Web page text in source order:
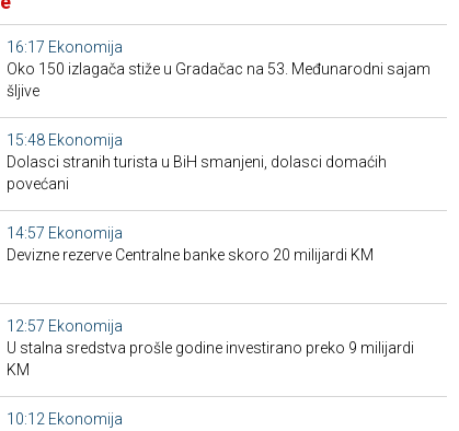
16:17 Ekonomija
Oko 150 izlagača stiže u Gradačac na 53. Međunarodni sajam
šljive
15:48 Ekonomija
Dolasci stranih turista u BiH smanjeni, dolasci domaćih
povećani
14:57 Ekonomija
Devizne rezerve Centralne banke skoro 20 milijardi KM
12:57 Ekonomija
U stalna sredstva prošle godine investirano preko 9 milijardi
KM
10:12 Ekonomija